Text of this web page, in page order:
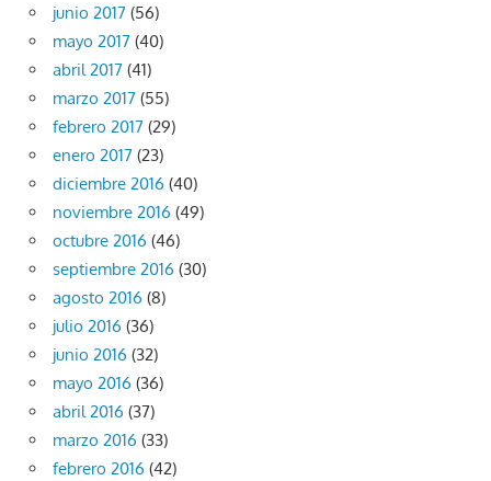
junio 2017 (56)
mayo 2017 (40)
abril 2017 (41)
marzo 2017 (55)
febrero 2017 (29)
enero 2017 (23)
diciembre 2016 (40)
noviembre 2016 (49)
octubre 2016 (46)
septiembre 2016 (30)
agosto 2016 (8)
julio 2016 (36)
junio 2016 (32)
mayo 2016 (36)
abril 2016 (37)
marzo 2016 (33)
febrero 2016 (42)